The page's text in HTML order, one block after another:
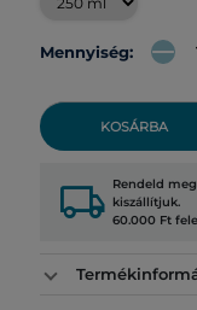
Mennyiség:
KOSÁRBA
local_shipping Rendeld
kiszállítjuk.
60.000 Ft